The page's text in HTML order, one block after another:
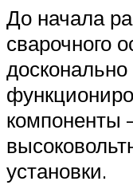
До начала
сварочного
компоненты
установки.